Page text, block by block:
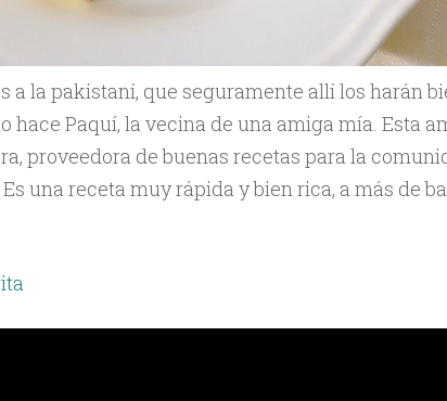
a la pakistaní, que seguramente allí los harán
hace Paquí, la vecina de una amiga mía. Esta
proveedora de buenas recetas para la
una receta muy rápida y bien rica, a más de